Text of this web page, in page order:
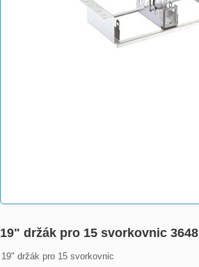
19" držák pro 15 svorkovnic 3648
19" držák pro 15 svorkovnic